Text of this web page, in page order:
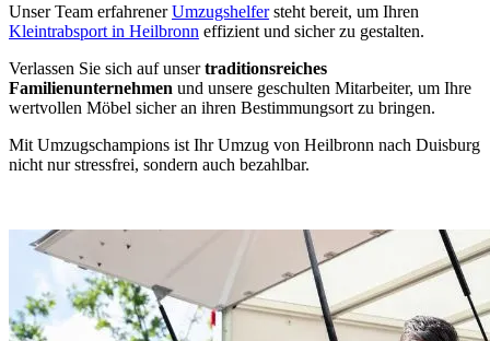
Unser Team erfahrenerUmzugshelfersteht bereit, um Ihren
Kleintrabsport in Heilbronn effizient und sicher zu gestalten.
Verlassen Sie sich auf unsertraditionsreiches
Familienunternehmen und unsere geschulten Mitarbeiter, um Ihre
wertvollen Möbel sicher an ihren Bestimmungsort zu bringen.
Mit Umzugschampions ist Ihr Umzug von Heilbronn nach Duisburg
nicht nur stressfrei, sondern auch bezahlbar.